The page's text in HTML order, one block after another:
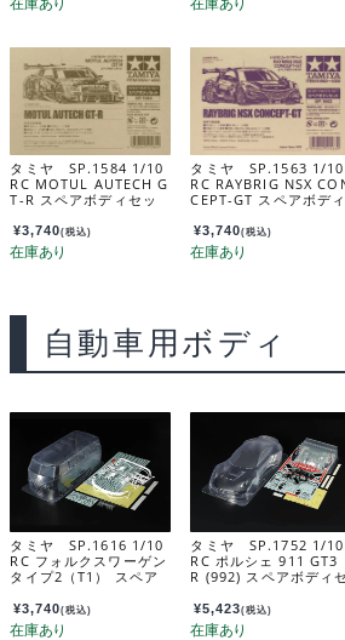
タミヤ SP.1584 1/10
RC MOTUL AUTECH G
T-R スペアボディセッ
¥3,740(税込)
タミヤ SP.1563 1/10
RC RAYBRIG NSX
CEPT-GT スペアボディ
¥3,740(税込)
自動車用ボディ
タミヤ SP.1616 1/10
RC フォルクスワーゲン
タイプ2（T1） スペア
¥3,740(税込)
タミヤ SP.1752 1/10
RC ポルシェ 911 GT3
R (992) スペアボディセ
¥5,423(税込)